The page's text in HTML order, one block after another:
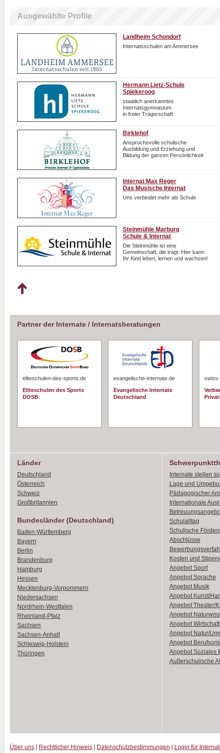
Ausgewählte Profile
Landheim Schondorf
Internatsschulen am Ammersee
Hermann Lietz-Schule
Spiekeroog
staatlich anerkanntes
Internatsgymnasium
in freier Trägerschaft
Birklehof
Anspruchsvolle schulische
Ausbildung und Erziehung und
Bildung der ganzen Persönlichkeit
Internat Max Reger
Das Musische Internat
Uns verbindet mehr als Schule
Steinmühle Marburg
Schule & Internat
Die Steinmühle ist eine
Gemeinschaft, die trägt. Hier kann
Ihr Kind leben, lernen und wachsen!
Partner der Internate / Internatsberatungen
eliteschulen-des-sports.de
Eliteschulen des Sports
DOSB
evangelische-internate.de
Evangelische Internate
Deutschland
Länder
Deutschland
Österreich
Schweiz
Großbritannien
Bundesländer (Deutschland)
Baden-Württemberg
Bayern
Berlin
Brandenburg
Hamburg
Hessen
Mecklenburg-Vorpommern
Niedersachsen
Nordrhein-Westfalen
Rheinland-Pfalz
Sachsen
Sachsen-Anhalt
Schleswig-Holstein
Thüringen
Internate stellen
Lage und
Pädagogischer
Internationale
Schulalltag
Schulische
Abschlüsse
Kosten und
Angebot Sport
Angebot Sprache
Angebot Musik
Angebot Kunst/
Angebot Theater/
Angebot
Angebot Wirtschaft
Angebot Natur/
Angebot
Angebot Soziales
Außerschulische
Über uns Rechtlicher Hinweis Datenschutzbestimmungen Login für